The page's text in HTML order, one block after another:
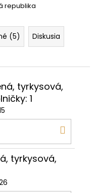
republika
(5)
Diskusia
tyrkysová,
1
tyrkysová,